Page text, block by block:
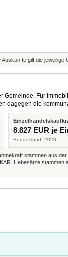
gilt die jeweilige
Für
dagegen die
8.827 EUR je
Bundesland, 2023
stammen aus
Hebesätze